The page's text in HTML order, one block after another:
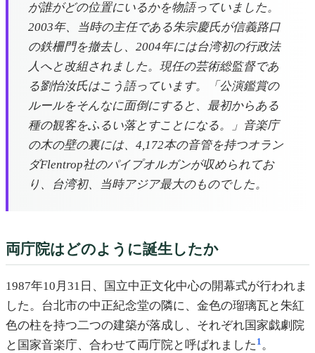
が誰がどの位置にいるかを物語っていました。
2003年、当時の主任である朱宗慶氏が信義路口
の鉄柵門を撤去し、2004年には台湾初の行政法
人へと改組されました。現任の芸術総監督であ
る劉怡汝氏はこう語っています。「公演鑑賞の
ルールをそんなに面倒にすると、最初からある
種の観客をふるい落とすことになる。」音楽庁
の木の壁の裏には、4,172本の音管を持つオラン
ダFlentrop社のパイプオルガンが収められてお
り、台湾初、当時アジア最大のものでした。
両庁院はどのように誕生したか
1987年10月31日、国立中正文化中心の開幕式が行われま
した。台北市の中正紀念堂の隣に、金色の瑠璃瓦と朱紅
色の柱を持つ二つの建築が落成し、それぞれ国家戯劇院
と国家音楽庁、合わせて両庁院と呼ばれました 1 。